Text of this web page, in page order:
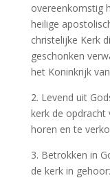
overeenkomstig
heilige
christelijke Kerk
geschonken
het Koninkrijk
2. Levend uit
kerk de opdracht
horen en te
3. Betrokken in
de kerk in